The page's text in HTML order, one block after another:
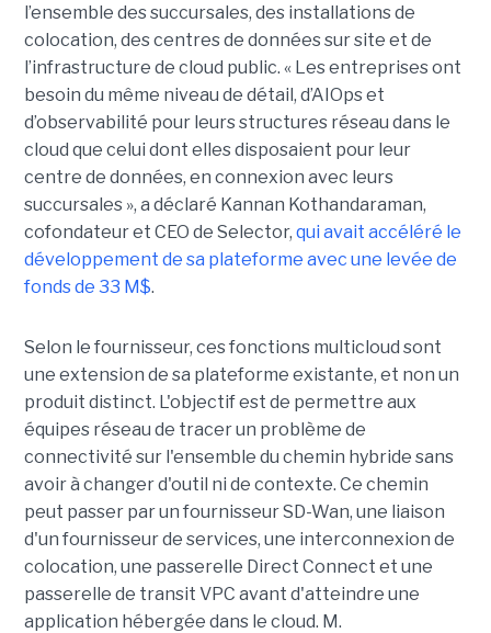
l’ensemble des succursales, des installations de
colocation, des centres de données sur site et de
l’infrastructure de cloud public. « Les entreprises ont
besoin du même niveau de détail, d’AIOps et
d’observabilité pour leurs structures réseau dans le
cloud que celui dont elles disposaient pour leur
centre de données, en connexion avec leurs
succursales », a déclaré Kannan Kothandaraman,
cofondateur et CEO de Selector, qui avait accéléré le
développement de sa plateforme avec une levée de
fonds de 33 M$.
Selon le fournisseur, ces fonctions multicloud sont
une extension de sa plateforme existante, et non un
produit distinct. L'objectif est de permettre aux
équipes réseau de tracer un problème de
connectivité sur l'ensemble du chemin hybride sans
avoir à changer d'outil ni de contexte. Ce chemin
peut passer par un fournisseur SD-Wan, une liaison
d'un fournisseur de services, une interconnexion de
colocation, une passerelle Direct Connect et une
passerelle de transit VPC avant d'atteindre une
application hébergée dans le cloud. M.